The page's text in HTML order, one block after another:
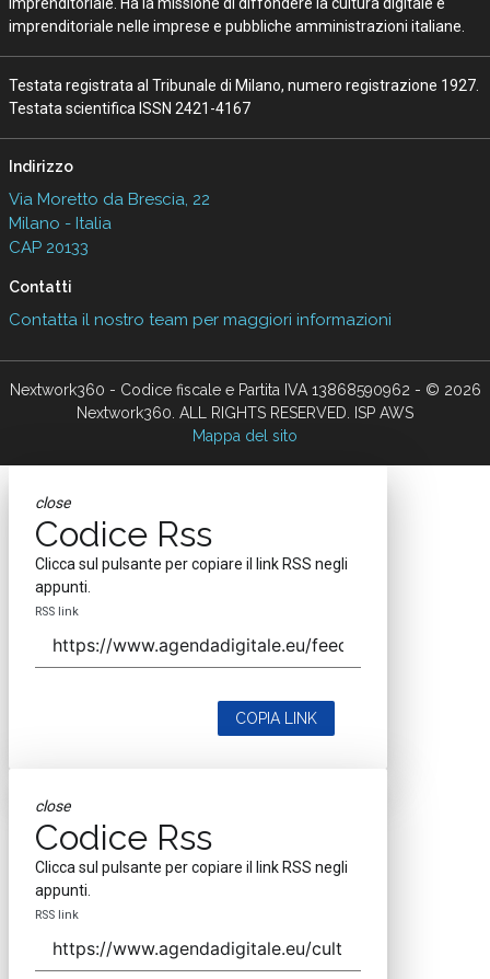
imprenditoriale nelle imprese e pubbliche amministrazioni italiane.
Testata registrata al Tribunale di Milano, numero registrazione 1927.
Testata scientifica ISSN 2421-4167
Indirizzo
Via Moretto da Brescia, 22
Milano - Italia
CAP 20133
Contatti
Contatta il nostro team per maggiori informazioni
Nextwork360 - Codice fiscale e Partita IVA 13868590962 - © 2026
Nextwork360. ALL RIGHTS RESERVED. ISP AWS
Mappa del sito
close
Codice Rss
Clicca sul pulsante per copiare il link RSS negli
appunti.
RSS link
COPIA LINK
close
Codice Rss
Clicca sul pulsante per copiare il link RSS negli
appunti.
RSS link